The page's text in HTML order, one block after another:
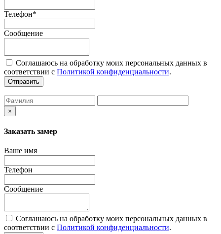
Телефон*
Сообщение
Соглашаюсь на обработку моих персональных данных в
соответствии с Политикой конфиденциальности.
Отправить
×
Заказать замер
Ваше имя
Телефон
Сообщение
Соглашаюсь на обработку моих персональных данных в
соответствии с Политикой конфиденциальности.